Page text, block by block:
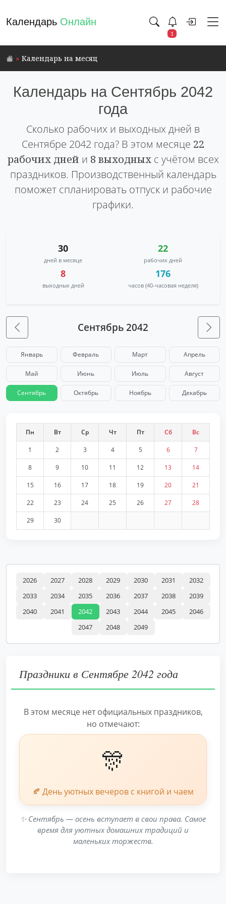
Календарь Онлайн
1
Календарь на месяц
Календарь на Сентябрь 2042
года
Сколько рабочих и выходных дней в
Сентябре 2042 года? В этом месяце 22
рабочих дней и 8 выходныхс учётом всех
праздников. Производственный календарь
поможет спланировать отпуск и рабочие
графики.
30
дней в месяце
22
рабочих дней
8
выходных дней
176
часов (40-часовая неделя)
Сентябрь 2042
Январь Февраль Март Апрель
Май Июнь Июль Август
Сентябрь Октябрь Ноябрь Декабрь
Пн Вт Ср Чт Пт Сб Вс
1 2 3 4 5 6 7
8 9 10 11 12 13 14
15 16 17 18 19 20 21
22 23 24 25 26 27 28
29 30
2026 2027 2028 2029 2030 2031
2032
2033
2034 2035 2036 2037 2038
2039
2040
2041 2042 2043 2044 2045
2046
2047
2048 2049
Праздники в Сентябре 2042 года
В этом месяце нет официальных праздников,
но отмечают:
🎊
🍂 День уютных вечеров с книгой и чаем
✨ Сентябрь — осень вступает в свои права. Самое
время для уютных домашних традиций и
маленьких торжеств.